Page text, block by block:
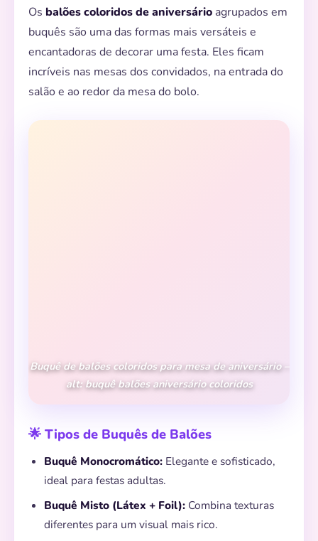
Os balões coloridos de aniversário agrupados em
buquês são uma das formas mais versáteis e
encantadoras de decorar uma festa. Eles ficam
incríveis nas mesas dos convidados, na entrada do
salão e ao redor da mesa do bolo.
Buquê de balões coloridos para mesa de aniversário –
alt: buquê balões aniversário coloridos
🌟 Tipos de Buquês de Balões
Buquê Monocromático: Elegante e sofisticado,
ideal para festas adultas.
Buquê Misto (Látex + Foil): Combina texturas
diferentes para um visual mais rico.